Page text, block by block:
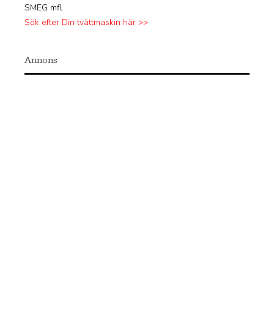
SMEG mfl.
Sök efter Din tvättmaskin här >>
Annons